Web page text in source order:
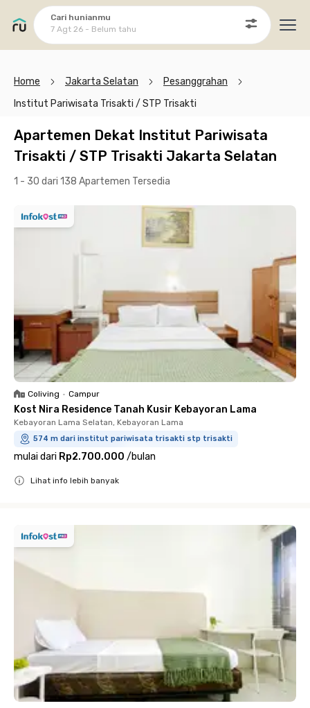
Cari hunianmu
7 Agt 26 - Belum tahu
Home Jakarta Selatan
Pesanggrahan
Institut Pariwisata Trisakti / STP Trisakti
Apartemen Dekat Institut Pariwisata
Trisakti / STP Trisakti Jakarta Selatan
1 - 30 dari 138 Apartemen Tersedia
Coliving • Campur
Kost Nira Residence Tanah Kusir Kebayoran Lama
Kebayoran Lama Selatan, Kebayoran Lama
574 m dari institut pariwisata trisakti stp trisakti
mulai dari Rp2.700.000 /bulan
Lihat info lebih banyak